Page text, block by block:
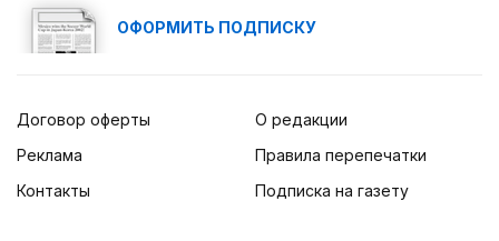
ОФОРМИТЬ ПОДПИСКУ
Договор оферты
Реклама
Контакты
О редакции
Правила перепечатки
Подписка на газету